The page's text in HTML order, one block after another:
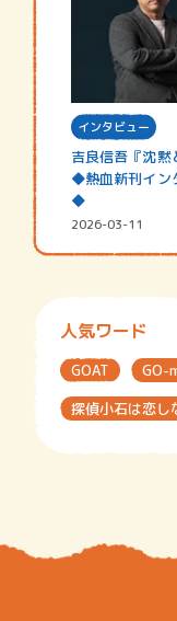
インタビュー
吉良信吾『沈黙
◆熱血新刊イン
◆
2026-03-11
人気ワード
GOAT GO-
探偵小石は恋し